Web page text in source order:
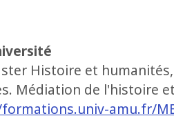
Histoire et
Médiation de l'histoire
amu.fr/